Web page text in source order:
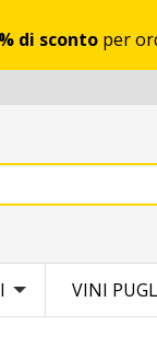
di sconto per
VINI